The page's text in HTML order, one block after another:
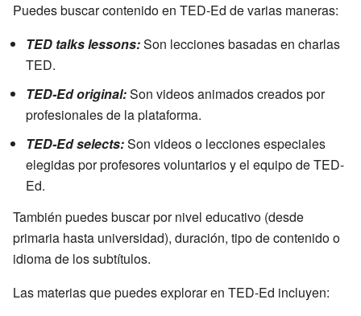
Puedes buscar contenido en TED-Ed de varias maneras:
TED talks lessons:Son lecciones basadas en charlas
TED.
TED-Ed original:Son videos animados creados por
profesionales de la plataforma.
TED-Ed selects:Son videos o lecciones especiales
elegidas por profesores voluntarios y el equipo de TED-
Ed.
También puedes buscar por nivel educativo (desde
primaria hasta universidad), duración, tipo de contenido o
idioma de los subtítulos.
Las materias que puedes explorar en TED-Ed incluyen: